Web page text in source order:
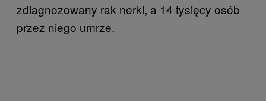
zdiagnozowany rak nerki, a 14 tysięcy osób
przez niego umrze.